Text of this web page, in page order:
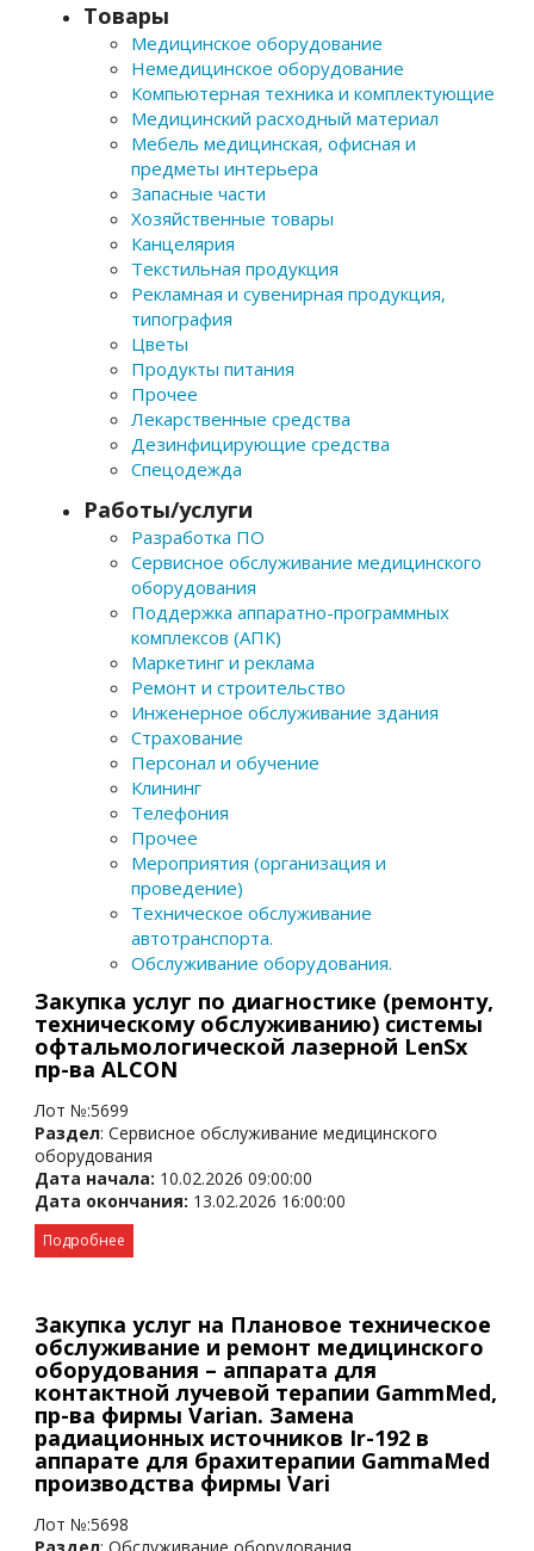
Товары
Медицинское оборудование
Немедицинское оборудование
Компьютерная техника и комплектующие
Медицинский расходный материал
Мебель медицинская, офисная и
предметы интерьера
Запасные части
Хозяйственные товары
Канцелярия
Текстильная продукция
Рекламная и сувенирная продукция,
типография
Цветы
Продукты питания
Прочее
Лекарственные средства
Дезинфицирующие средства
Спецодежда
Работы/услуги
Разработка ПО
Сервисное обслуживание медицинского
оборудования
Поддержка аппаратно-программных
комплексов (АПК)
Маркетинг и реклама
Ремонт и строительство
Инженерное обслуживание здания
Страхование
Персонал и обучение
Клининг
Телефония
Прочее
Мероприятия (организация и
проведение)
Техническое обслуживание
автотранспорта.
Обслуживание оборудования.
Закупка услуг по диагностике (ремонту,
техническому обслуживанию) системы
офтальмологической лазерной LenSx
пр-ва ALCON
Лот №:5699
Раздел: Сервисное обслуживание медицинского
оборудования
Дата начала: 10.02.2026 09:00:00
Дата окончания: 13.02.2026 16:00:00
Подробнее
Закупка услуг на Плановое техническое
обслуживание и ремонт медицинского
оборудования – аппарата для
контактной лучевой терапии GammMed,
пр-ва фирмы Varian. Замена
радиационных источников Ir-192 в
аппарате для брахитерапии GammaMed
производства фирмы Vari
Лот №:5698